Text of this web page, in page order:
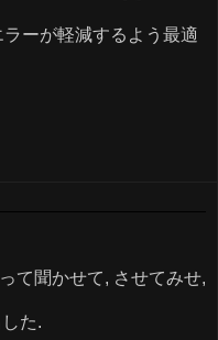
ーが軽減するよう最適
て聞かせて, させてみせ,
た.